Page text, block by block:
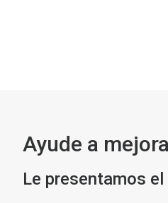
Ayude a
Le presentamos